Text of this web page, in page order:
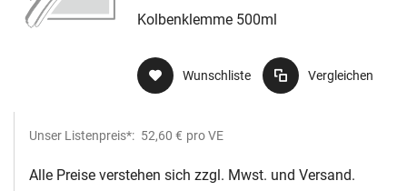
Kolbenklemme 500ml
Wunschliste Vergleichen
Unser Listenpreis*: 52,60 € pro VE
Alle Preise verstehen sich zzgl. Mwst. und Versand.